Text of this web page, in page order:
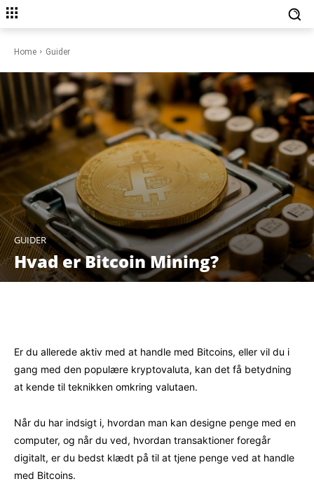
Home Guider
GUIDER
Hvad er Bitcoin Mining?
Er du allerede aktiv med at handle med Bitcoins, eller vil du i
gang med den populære kryptovaluta, kan det få betydning
at kende til teknikken omkring valutaen.
Når du har indsigt i, hvordan man kan designe penge med en
computer, og når du ved, hvordan transaktioner foregår
digitalt, er du bedst klædt på til at tjene penge ved at handle
med Bitcoins.